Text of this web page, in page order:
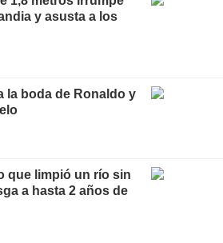
y asusta a los
la boda de Ronaldo y
que limpió un río sin
a hasta 2 años de